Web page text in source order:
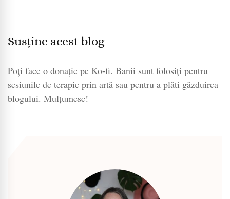
Susține acest blog
Poți face o donație pe Ko-fi. Banii sunt folosiți pentru
sesiunile de terapie prin artă sau pentru a plăti găzduirea
blogului. Mulțumesc!